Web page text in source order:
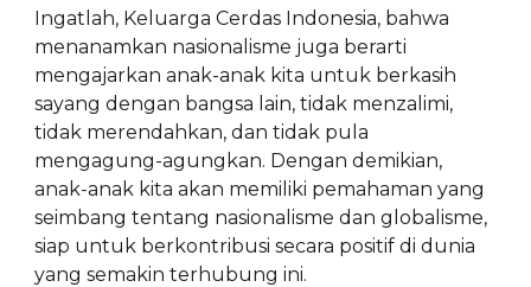
Ingatlah, Keluarga Cerdas Indonesia, bahwa
menanamkan nasionalisme juga berarti
mengajarkan anak-anak kita untuk berkasih
sayang dengan bangsa lain, tidak menzalimi,
tidak merendahkan, dan tidak pula
mengagung-agungkan. Dengan demikian,
anak-anak kita akan memiliki pemahaman yang
seimbang tentang nasionalisme dan globalisme,
siap untuk berkontribusi secara positif di dunia
yang semakin terhubung ini.